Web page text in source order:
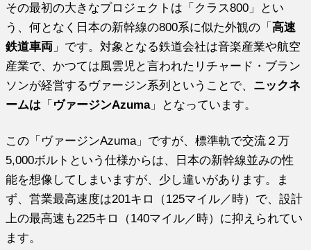
その最初の大きなプロジェクトは「クラス800」とい
う、何となく日本の新幹線の800系に似た外観の「高速
鉄道車両 」です。対象となる鉄道会社は音楽産業や航空
産業で、かつては風雲児と言われたリチャード・ブラン
ソンが経営するヴァージン系列ということで、 ニックネ
ームは 「 ヴァージンAzuma」となっています。
この「ヴァージンAzuma」ですが、標準軌で交流２万
5,000ボルトという仕様からは、日本の新幹線並みの性
能を想像してしまいますが、少し違いがあります。ま
ず、営業最高速度は201キロ（125マイル／時）で、設計
上の最高速も225キロ（140マイル／時）に抑えられてい
ます。